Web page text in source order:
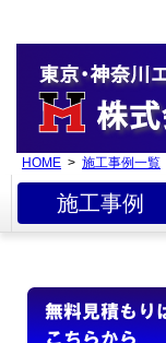
HOME > 施工事例一覧
施工事例